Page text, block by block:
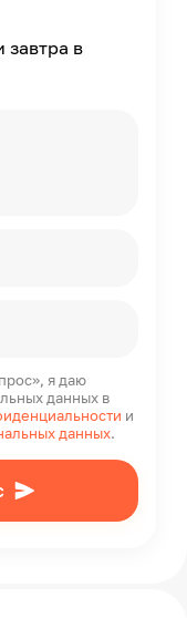
завтра в
я даю
данных в
и
данных.